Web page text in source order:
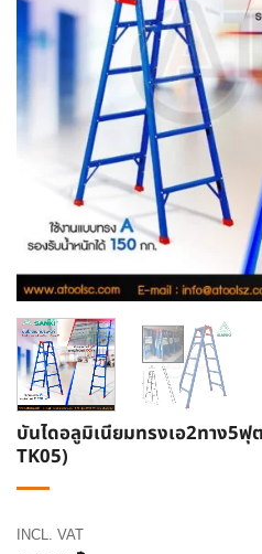
บันไดอลูมิเนียมทรงเอ2ทาง5ฟุ
TK05)
INCL. VAT